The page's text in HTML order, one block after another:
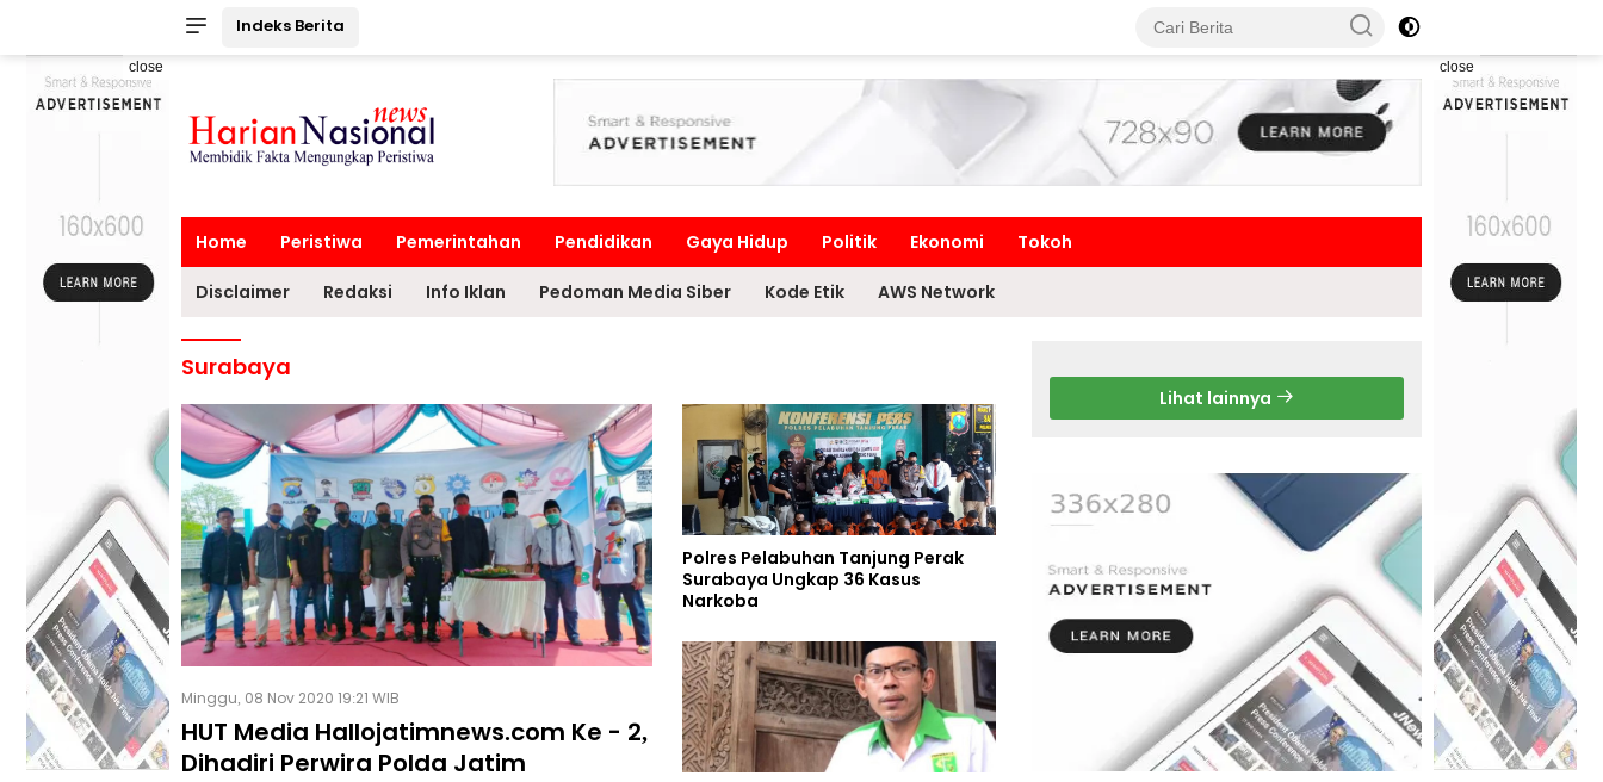
Indeks Berita
close close
Home Peristiwa Pemerintahan Pendidikan Gaya Hidup Politik Ekonomi Tokoh
Disclaimer Redaksi Info Iklan Pedoman Media Siber Kode Etik AWS Network
Surabaya
Minggu, 08 Nov 2020 19:21 WIB
HUT Media Hallojatimnews.com Ke - 2,
Dihadiri Perwira Polda Jatim
Polres Pelabuhan Tanjung Perak
Surabaya Ungkap 36 Kasus
Narkoba
Lihat lainnya